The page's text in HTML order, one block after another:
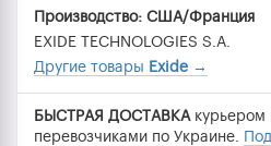
Производство: США/Франция
EXIDE TECHNOLOGIES S.A.
Другие товары Exide →
БЫСТРАЯ ДОСТАВКАкурьером
перевозчиками по Украине.